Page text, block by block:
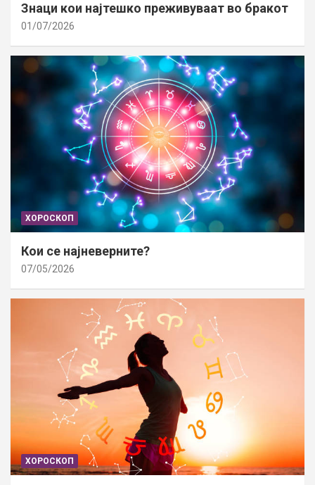
Знаци кои најтешко преживуваат во бракот
01/07/2026
ХОРОСКОП
Кои се најневерните?
07/05/2026
ХОРОСКОП